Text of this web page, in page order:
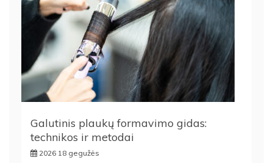
Galutinis plaukų formavimo gidas:
technikos ir metodai
2026 18 gegužės